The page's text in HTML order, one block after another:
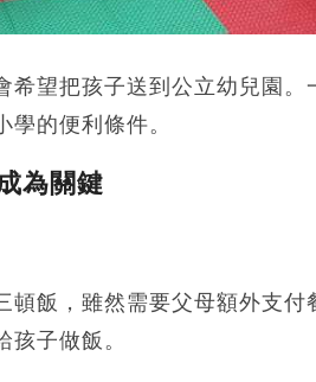
望把孩子送到公立幼兒園。
的便利條件。
為關鍵
飯，雖然需要父母額外支付
子做飯。